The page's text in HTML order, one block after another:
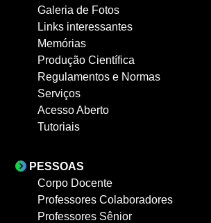
Galeria de Fotos
Links interessantes
Memórias
Produção Científica
Regulamentos e Normas
Serviços
Acesso Aberto
Tutoriais
PESSOAS
Corpo Docente
Professores Colaboradores
Professores Sênior